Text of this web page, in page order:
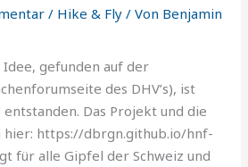
/ Hike & Fly / Von Benjamin
gefunden auf der
des DHV’s), ist
Das Projekt und die
hier: https://dbrgn.github.io/hnf-
für alle Gipfel der Schweiz und